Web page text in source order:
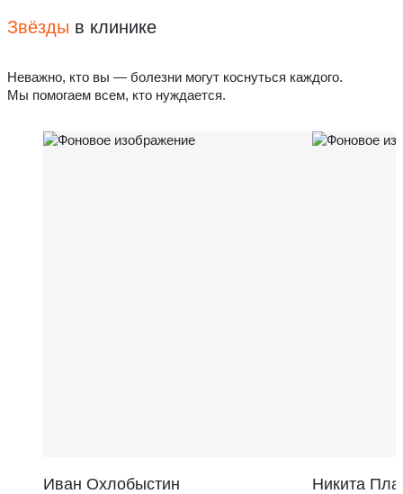
Звёзды в клинике
Неважно, кто вы — болезни могут коснуться каждого.
Мы помогаем всем, кто нуждается.
Иван Охлобыстин Никита